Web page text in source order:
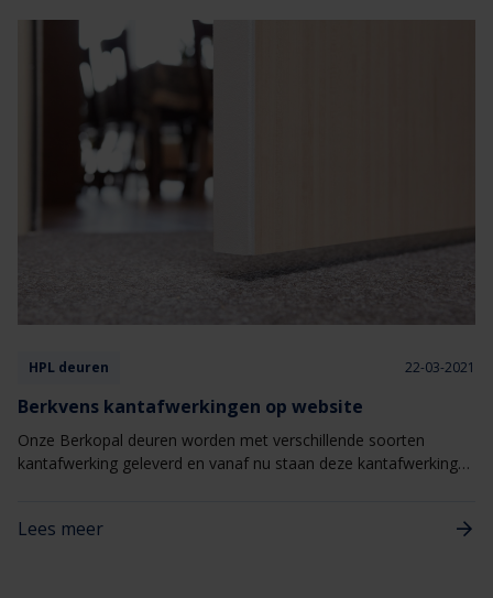
twijfelen, lees dan snel verder om alle ins en outs van een
reactie van een brandwerende binnendeur bij een brand te
HPL deuren 22-03-2021
Berkvens kantafwerkingen op website
Onze Berkopal deuren worden met verschillende soorten
kantafwerking geleverd en vanaf nu staan deze kantafwerkingen
Zo waarborgen wij de kwaliteit van HPL-deuren: de binnendeur
Lees meer